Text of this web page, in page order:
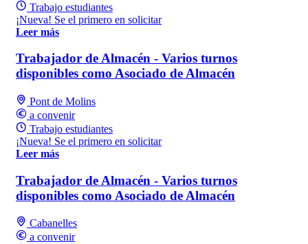
Trabajo estudiantes
¡Nueva! Se el primero en solicitar
Leer más
Trabajador de Almacén - Varios turnos
disponibles como Asociado de Almacén
Pont de Molins
a convenir
Trabajo estudiantes
¡Nueva! Se el primero en solicitar
Leer más
Trabajador de Almacén - Varios turnos
disponibles como Asociado de Almacén
Cabanelles
a convenir